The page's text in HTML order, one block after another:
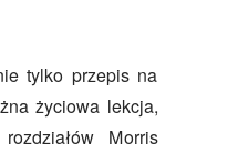
tylko przepis na
życiowa lekcja,
Morris